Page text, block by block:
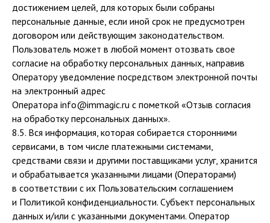
достижением целей, для которых были собраны
персональные данные, если иной срок не предусмотрен
договором или действующим законодательством.
Пользователь может в любой момент отозвать свое
согласие на обработку персональных данных, направив
Оператору уведомление посредством электронной почты
на электронный адрес
Оператора info@immagic.ru с пометкой «Отзыв согласия
на обработку персональных данных».
8.5. Вся информация, которая собирается сторонними
сервисами, в том числе платежными системами,
средствами связи и другими поставщиками услуг, хранится
и обрабатывается указанными лицами (Операторами)
в соответствии с их Пользовательским соглашением
и Политикой конфиденциальности. Субъект персональных
данных и/или с указанными документами. Оператор